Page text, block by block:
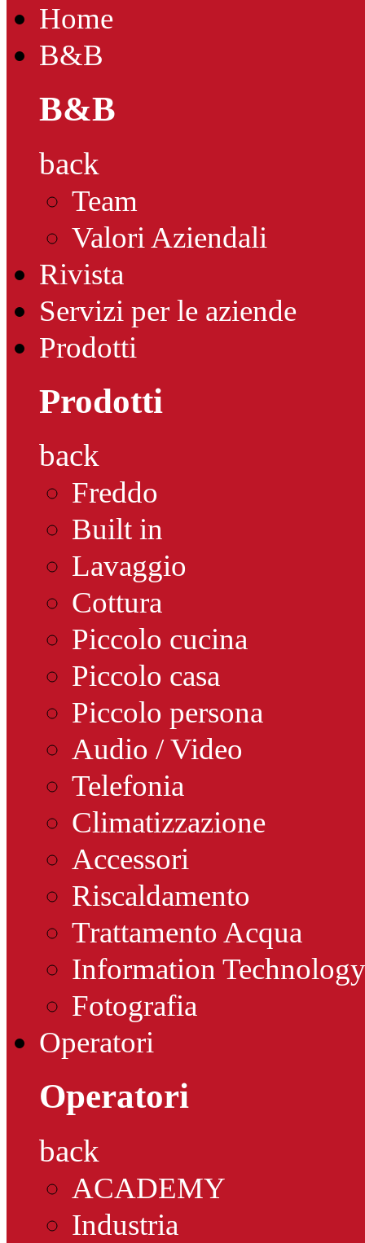
Home
B&B
B&B
back
Team
Valori Aziendali
Rivista
Servizi per le aziende
Prodotti
Prodotti
back
Freddo
Built in
Lavaggio
Cottura
Piccolo cucina
Piccolo casa
Piccolo persona
Audio / Video
Telefonia
Climatizzazione
Accessori
Riscaldamento
Trattamento Acqua
Information Technology
Fotografia
Operatori
Operatori
back
ACADEMY
Industria